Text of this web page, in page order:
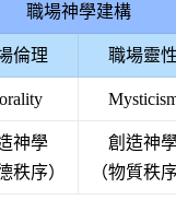
職場神學建構
倫理 職場靈性
神學
秩序）
創造神
（物質秩序